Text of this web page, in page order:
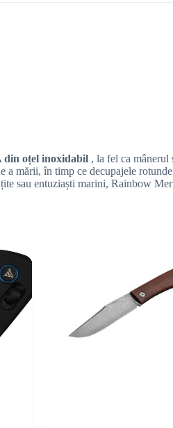
din oțel inoxidabil , la fel ca mânerul
a mării, în timp ce decupajele
sau entuziaști marini, Rainbow